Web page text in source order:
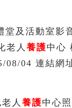
及活動室影
老人 養護中心
08/04 連結
人 養護中心